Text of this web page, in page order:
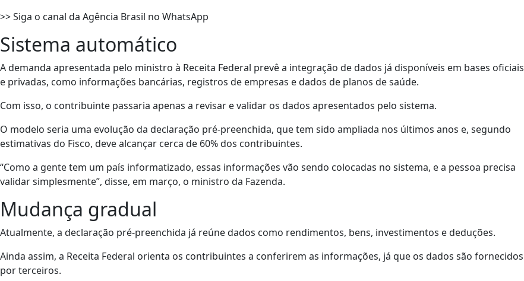
>> Siga o canal da Agência Brasil no WhatsApp
Sistema automático
A demanda apresentada pelo ministro à Receita Federal prevê a integração de dados já disponíveis em bases oficiais
e privadas, como informações bancárias, registros de empresas e dados de planos de saúde.
Com isso, o contribuinte passaria apenas a revisar e validar os dados apresentados pelo sistema.
O modelo seria uma evolução da declaração pré-preenchida, que tem sido ampliada nos últimos anos e, segundo
estimativas do Fisco, deve alcançar cerca de 60% dos contribuintes.
“Como a gente tem um país informatizado, essas informações vão sendo colocadas no sistema, e a pessoa precisa
validar simplesmente”, disse, em março, o ministro da Fazenda.
Mudança gradual
Atualmente, a declaração pré-preenchida já reúne dados como rendimentos, bens, investimentos e deduções.
Ainda assim, a Receita Federal orienta os contribuintes a conferirem as informações, já que os dados são fornecidos
por terceiros.